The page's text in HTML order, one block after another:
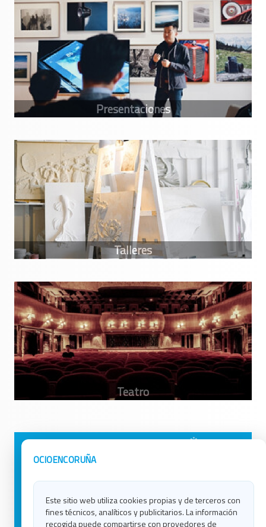
OCIOENCORUÑA
Este sitio web utiliza cookies propias y de terceros con
fines técnicos, analíticos y publicitarios. La información
recogida puede compartirse con provedores de
Avisos Legales
Contacto
Política de Cookies
Ocio en Lugo
Ocio en Ourense